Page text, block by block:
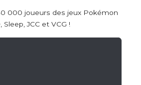
000 joueurs des jeux Pokémon
Sleep, JCC et VCG !